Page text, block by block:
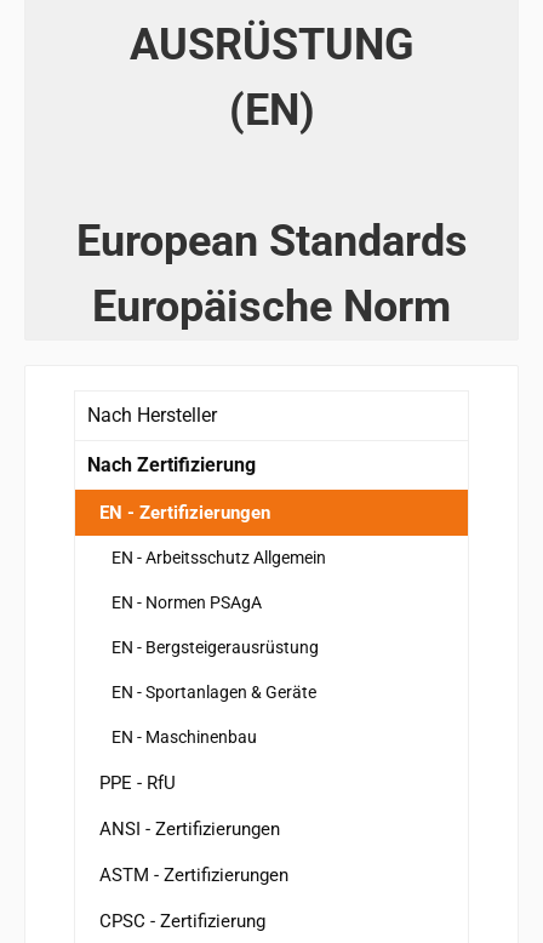
AUSRÜSTUNG
(EN)
European Standards
Europäische Norm
Nach Hersteller
Nach Zertifizierung
EN - Zertifizierungen
EN - Arbeitsschutz Allgemein
EN - Normen PSAgA
EN - Bergsteigerausrüstung
EN - Sportanlagen & Geräte
EN - Maschinenbau
PPE - RfU
ANSI - Zertifizierungen
ASTM - Zertifizierungen
CPSC - Zertifizierung